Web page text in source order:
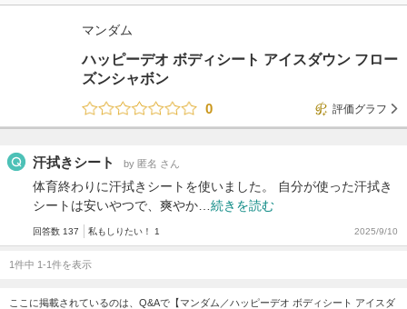
マンダム
ハッピーデオ ボディシート アイスダウン フロー
ズンシャボン
0
評価グラフ
汗拭きシート by 匿名 さん
体育終わりに汗拭きシートを使いました。 自分が使った汗拭き
シートは安いやつで、爽やか… 続きを読む
回答数 137 私もしりたい！ 1 2025/9/10
1件中 1-1件を表示
ここに掲載されているのは、Q&Aで【マンダム／ハッピーデオ ボディシート アイスダ